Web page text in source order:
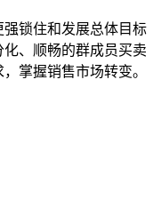
锁住和发展总体目标
、顺畅的群成员买卖
掌握销售市场转变。